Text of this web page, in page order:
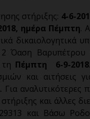
στήριξης: 4-6-
ημέρα Πέμπτη.
δικαιολογητικά
Όαση Βαρυπέτρου
Πέμπτη 6-9-2018
και αιτήσεις
αναλυτικότερες
και άλλες
και Βάσω